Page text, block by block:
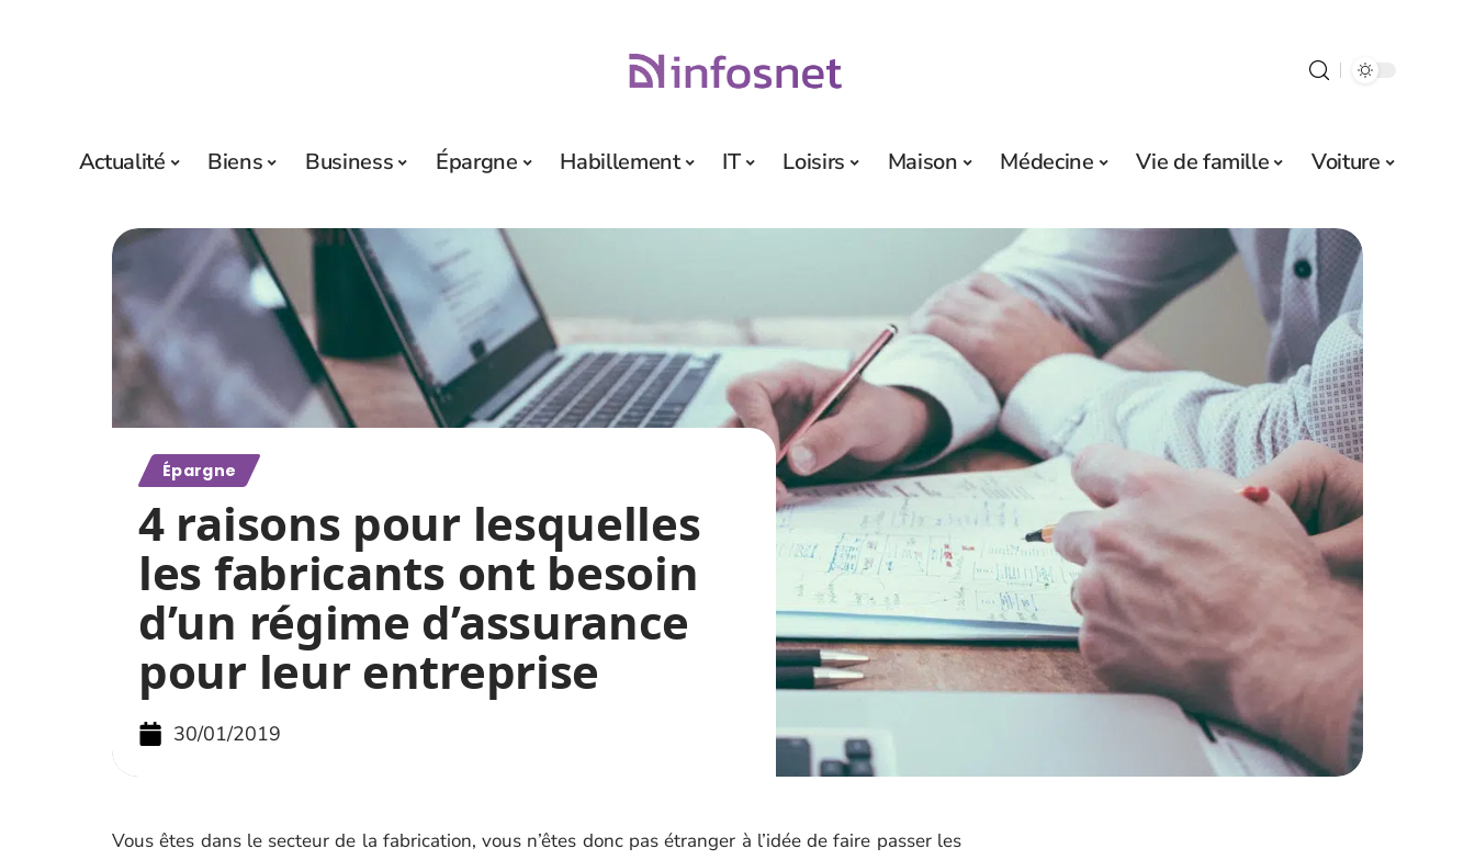
Actualité Biens Business Épargne Habillement IT Loisirs Maison Médecine Vie de famille Voiture
Épargne
4 raisons pour lesquelles
les fabricants ont besoin
d’un régime d’assurance
pour leur entreprise
30/01/2019
Vous êtes dans le secteur de la fabrication, vous n’êtes donc pas étranger à l’idée de faire passer les